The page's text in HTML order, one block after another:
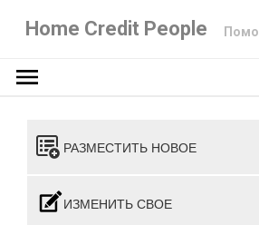
Home Credit People
РАЗМЕСТИТЬ НОВОЕ
ИЗМЕНИТЬ СВОЕ